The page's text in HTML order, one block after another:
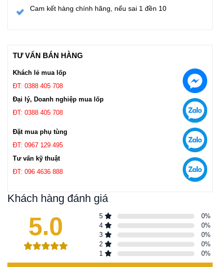
Cam kết hàng chính hãng, nếu sai 1 đền 10
TƯ VẤN BÁN HÀNG
Khách lẻ mua lốp
ĐT: 0388 405 708
Đại lý, Doanh nghiệp mua lốp
ĐT: 0388 405 708
Đặt mua phụ tùng
ĐT: 0967 129 495
Tư vấn kỹ thuật
ĐT: 096 4636 888
Khách hàng đánh giá
5.0 5 0%
4
0%
3
0%
2
0%
1
0%